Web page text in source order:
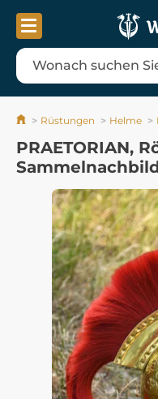
Rüstungen Helme
PRAETORIAN,